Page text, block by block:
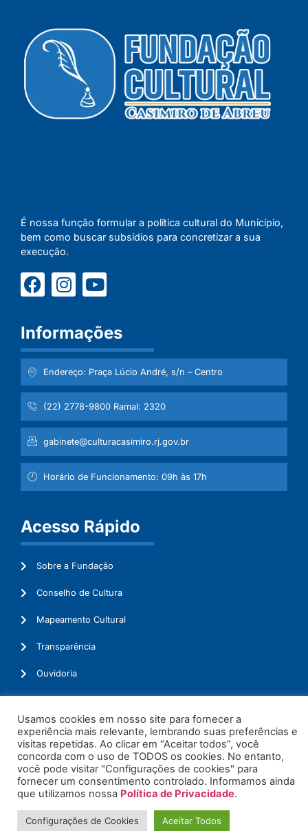
É nossa função formular a política cultural do Município,
bem como buscar subsídios para concretizar a sua
execução.
Informações
Endereço: Praça Lúcio André, s/n – Centro
(22) 2778-9800 Ramal: 2320
gabinete@culturacasimiro.rj.gov.br
Horário de Funcionamento: 09h às 17h
Acesso Rápido
Sobre a Fundação
Conselho de Cultura
Mapeamento Cultural
Transparência
Ouvidoria
© 2026. Todos os Direitos Reservados.
Usamos cookies em nosso site para fornecer a
experiência mais relevante, lembrando suas preferências e
visitas repetidas. Ao clicar em “Aceitar todos”, você
concorda com o uso de TODOS os cookies. No entanto,
você pode visitar "Configurações de cookies" para
fornecer um consentimento controlado. Informamos ainda
que utilizamos nossa Política de Privacidade.
Configurações de Cookies Aceitar Todos